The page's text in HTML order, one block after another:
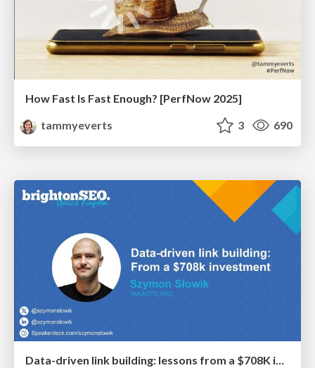
How Fast Is Fast Enough? [PerfNow 2025]
tammyeverts
3 690
Data-driven link building: lessons from a $708K investment (BrightonSEO talk)